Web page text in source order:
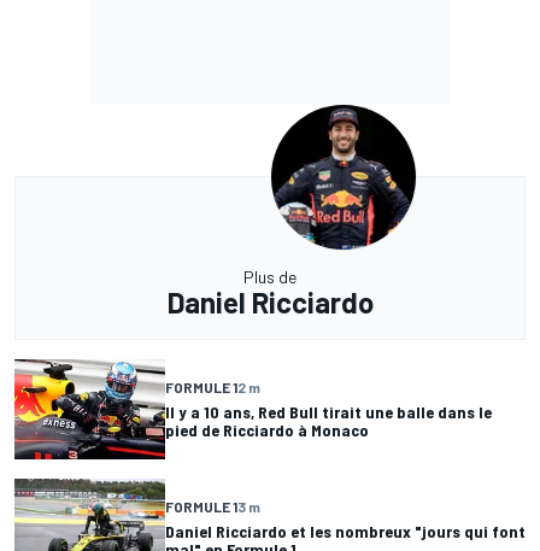
Plus de
Daniel Ricciardo
FORMULE 12 m
Il y a 10 ans, Red Bull tirait une balle dans le
pied de Ricciardo à Monaco
FORMULE 13 m
Daniel Ricciardo et les nombreux "jours qui font